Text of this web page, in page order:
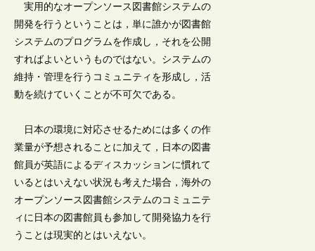
実用的なオープンソース図書館システムの
開発を行うということは，単に誰かが図書館
システムのプログラムを作成し，それを公開
すればよいというものではない。システムの
維持・管理を行うコミュニティを形成し，活
動を続けていくことが不可欠である。
日本の環境に対応させるためには多くの作
業量が予想されることに加えて，日本の図書
館員が英語によるディスカッションに慣れて
いるとはいえない状況も考えた場合，海外の
オープンソース図書館システムのコミュニテ
ィに日本の図書館員も参加して開発協力を行
うことは現実的とはいえない。